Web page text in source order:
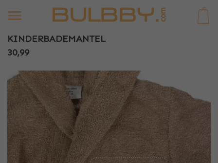
KINDERBADEMANTEL
30,99